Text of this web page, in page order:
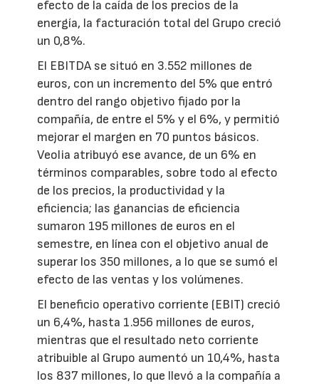
efecto de la caída de los precios de la
energía, la facturación total del Grupo creció
un 0,8%.
El EBITDA se situó en 3.552 millones de
euros, con un incremento del 5% que entró
dentro del rango objetivo fijado por la
compañía, de entre el 5% y el 6%, y permitió
mejorar el margen en 70 puntos básicos.
Veolia atribuyó ese avance, de un 6% en
términos comparables, sobre todo al efecto
de los precios, la productividad y la
eficiencia; las ganancias de eficiencia
sumaron 195 millones de euros en el
semestre, en línea con el objetivo anual de
superar los 350 millones, a lo que se sumó el
efecto de las ventas y los volúmenes.
El beneficio operativo corriente (EBIT) creció
un 6,4%, hasta 1.956 millones de euros,
mientras que el resultado neto corriente
atribuible al Grupo aumentó un 10,4%, hasta
los 837 millones, lo que llevó a la compañía a